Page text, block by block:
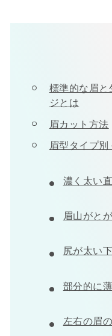
標準的な眉と
ジとは
眉カット方法
眉型タイプ
濃く太い
眉山がと
尻が太い
部分的に
左右の眉